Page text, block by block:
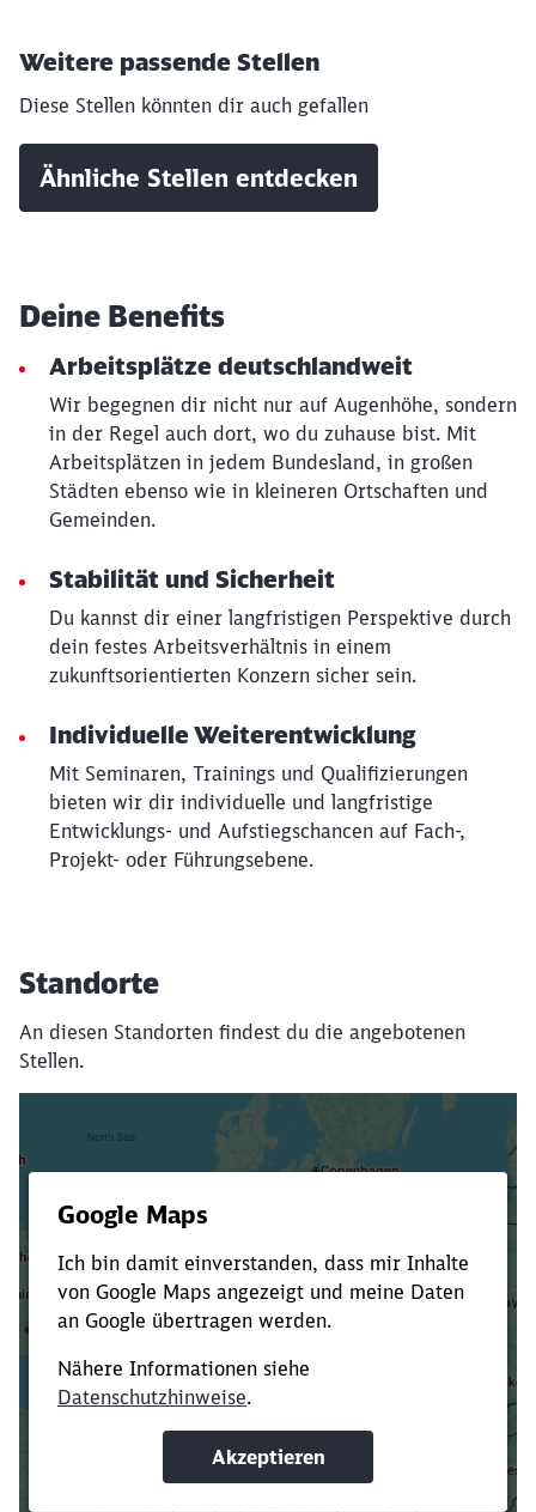
Weitere passende Stellen
Diese Stellen könnten dir auch gefallen
Ähnliche Stellen entdecken
Deine Benefits
Arbeitsplätze deutschlandweit
Wir begegnen dir nicht nur auf Augenhöhe, sondern
in der Regel auch dort, wo du zuhause bist. Mit
Arbeitsplätzen in jedem Bundesland, in großen
Städten ebenso wie in kleineren Ortschaften und
Gemeinden.
Stabilität und Sicherheit
Du kannst dir einer langfristigen Perspektive durch
dein festes Arbeitsverhältnis in einem
zukunftsorientierten Konzern sicher sein.
Individuelle Weiterentwicklung
Mit Seminaren, Trainings und Qualifizierungen
bieten wir dir individuelle und langfristige
Entwicklungs- und Aufstiegschancen auf Fach-,
Projekt- oder Führungsebene.
Standorte
An diesen Standorten findest du die angebotenen
Stellen.
Verkürze die Ladezeit, indem du Suchbegriffe
oder Filter hinzufügst.
Suchbegriffe eingeben
Schließen
Möchten Sie zuweitergeleitet
werden?